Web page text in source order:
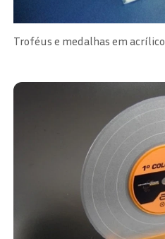
Troféus e medalhas em acrílico